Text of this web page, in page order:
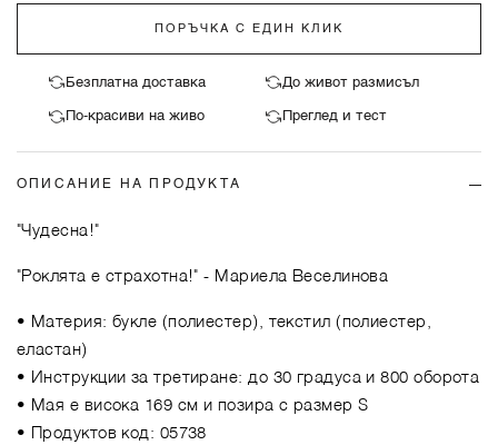
ПОРЪЧКА С ЕДИН КЛИК
Безплатна доставка До живот размисъл
По-красиви на живо Преглед и тест
ОПИСАНИЕ НА ПРОДУКТА
"Чудесна!"
"Роклята е страхотна!" - Мариела Веселинова
• Материя: букле (полиестер), текстил (полиестер,
еластан)
• Инструкции за третиране: до 30 градуса и 800 оборота
• Мая е висока 169 см и позира с размер S
• Продуктов код: 05738